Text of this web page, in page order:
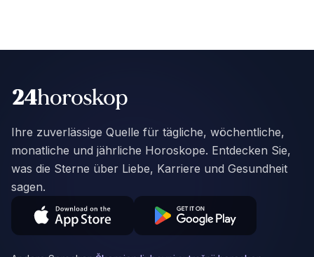
Ihre zuverlässige Quelle für tägliche, wöchentliche,
monatliche und jährliche Horoskope. Entdecken Sie,
was die Sterne über Liebe, Karriere und Gesundheit
sagen.